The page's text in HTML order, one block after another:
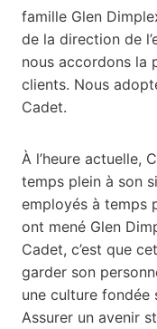
famille Glen
de la direction de
nous accordons la
clients. Nous
Cadet.
À l’heure actuelle,
temps plein à son
employés à temps
ont mené Glen
Cadet, c’est que
garder son
une culture fondée
Assurer un avenir